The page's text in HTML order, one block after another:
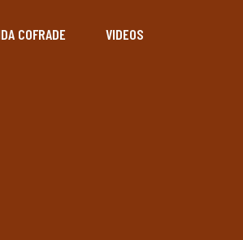
COFRADE VIDEOS